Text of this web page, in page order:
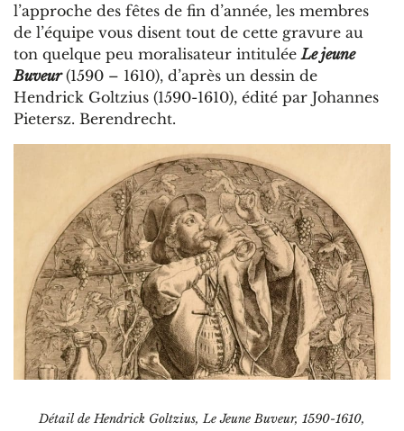
l’approche des fêtes de fin d’année, les membres
de l’équipe vous disent tout de cette gravure au
ton quelque peu moralisateur intitulée Le jeune
Buveur(1590 – 1610), d’après un dessin de
Hendrick Goltzius (1590-1610), édité par Johannes
Pietersz. Berendrecht.
Détail de Hendrick Goltzius, Le Jeune Buveur, 1590-1610,